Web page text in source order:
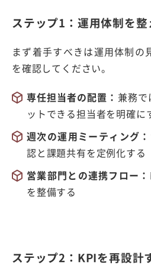
ステップ1：運用体制を整
まず着手すべきは運用体制の
を確認してください。
専任担当者の配置： 兼務で
ットできる担当者を明確に
週次の運用ミーティング：
認と課題共有を定例化する
営業部門との連携フロー：
を整備する
ステップ2：KPIを再設計